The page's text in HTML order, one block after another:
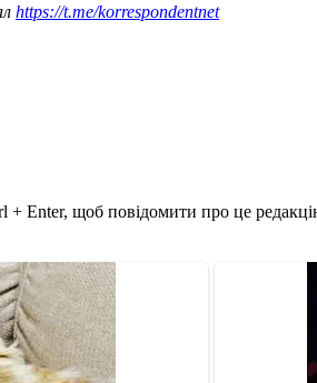
https://t.me/korrespondentnet
+ Enter, щоб повідомити про це